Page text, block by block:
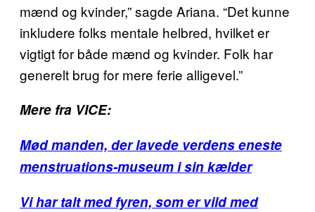
mænd og kvinder,” sagde Ariana. “Det kunne
inkludere folks mentale helbred, hvilket er
vigtigt for både mænd og kvinder. Folk har
generelt brug for mere ferie alligevel.”
Mere fra VICE:
Mød manden, der lavede verdens eneste
menstruations-museum i sin kælder
Vi har talt med fyren, som er vild med